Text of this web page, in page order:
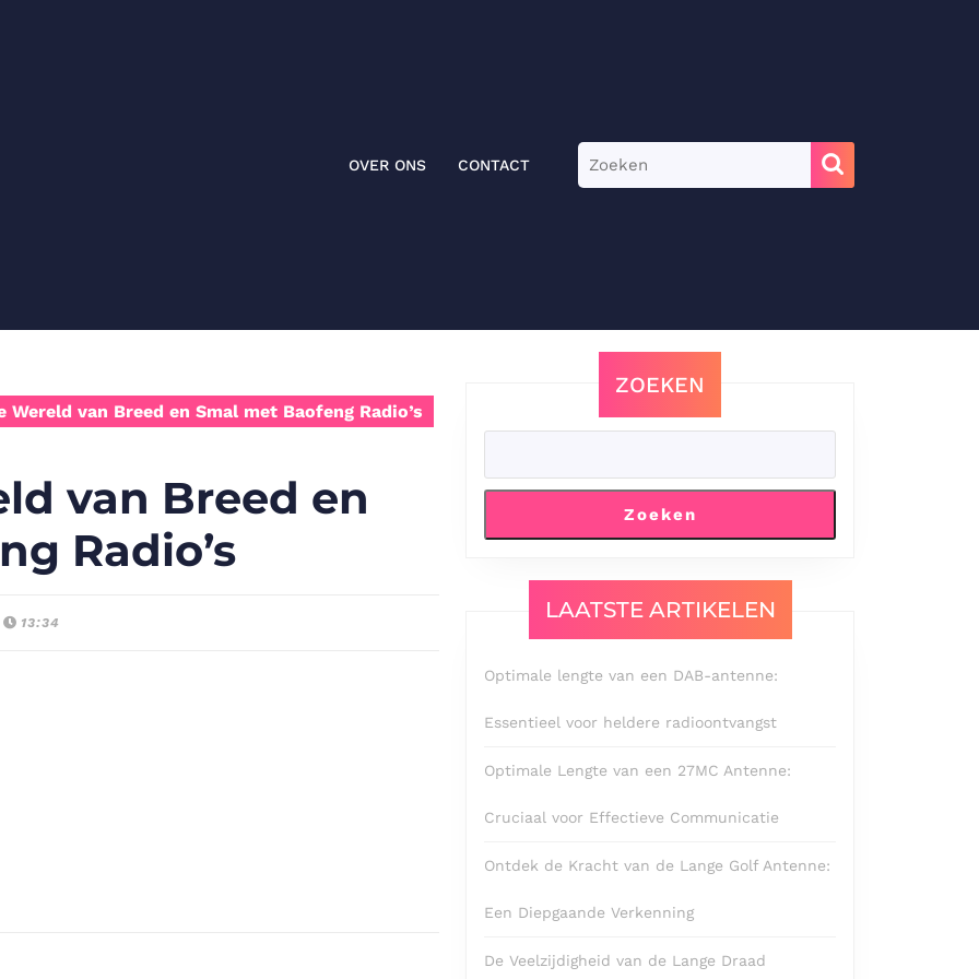
OVER ONS CONTACT
Zoek
naar:
Wereld van Breed en Smal met Baofeng Radio’s
van Breed en
Radio’s
13:34
ZOEKEN
Zoeken
LAATSTE ARTIKELEN
Optimale lengte van een DAB-antenne:
Essentieel voor heldere radioontvangst
Optimale Lengte van een 27MC Antenne:
Cruciaal voor Effectieve Communicatie
Ontdek de Kracht van de Lange Golf Antenne:
Een Diepgaande Verkenning
De Veelzijdigheid van de Lange Draad